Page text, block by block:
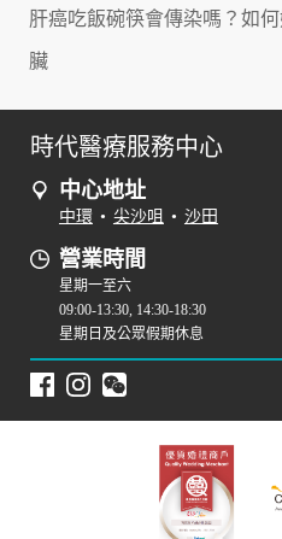
肝癌吃飯碗筷會傳染嗎？如
臟
時代醫療服務中心
中心地址
中環 • 尖沙咀 • 沙田
營業時間
星期一至六
09:00-13:30, 14:30-18:30
星期日及公眾假期休息